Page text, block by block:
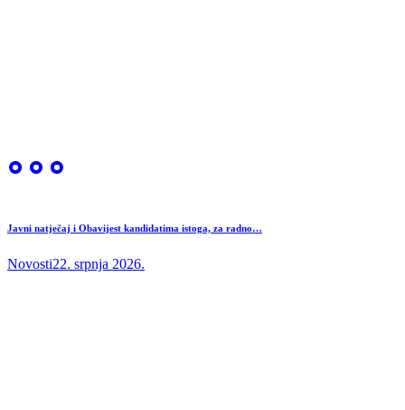
Javni natječaj i Obavijest kandidatima istoga, za radno…
Novosti22. srpnja 2026.